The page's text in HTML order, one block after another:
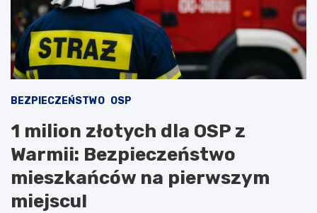
BEZPIECZEŃSTWO OSP
1 milion złotych dla OSP z
Warmii: Bezpieczeństwo
mieszkańców na pierwszym
miejscu!